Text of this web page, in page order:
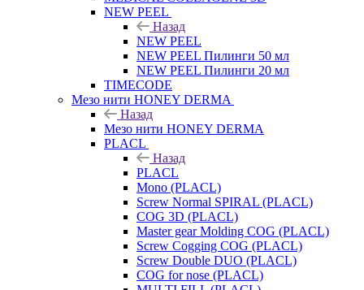
NEW PEEL
Назад
NEW PEEL
NEW PEEL Пилинги 50 мл
NEW PEEL Пилинги 20 мл
TIMECODE
Мезо нити HONEY DERMA
Назад
Мезо нити HONEY DERMA
PLACL
Назад
PLACL
Mono (PLACL)
Screw Normal SPIRAL (PLACL)
COG 3D (PLACL)
Master gear Molding COG (PLACL)
Screw Cogging COG (PLACL)
Screw Double DUO (PLACL)
COG for nose (PLACL)